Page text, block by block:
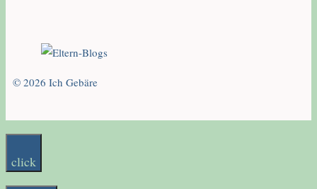
© 2026 Ich Gebäre
click